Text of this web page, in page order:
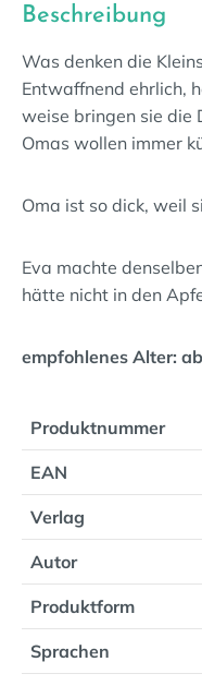
Beschreibung
Was denken die
Entwaffnend ehrlich,
weise bringen sie die
Omas wollen immer
Oma ist so dick, weil
Eva machte
hätte nicht in den
empfohlenes Alter:
Produktnummer
EAN
Verlag
Autor
Produktform
Sprachen